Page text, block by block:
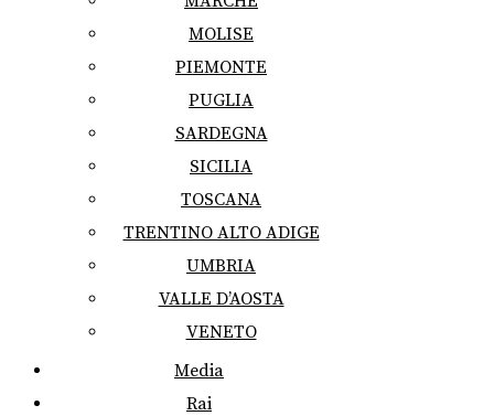
MOLISE
PIEMONTE
PUGLIA
SARDEGNA
SICILIA
TOSCANA
TRENTINO ALTO ADIGE
UMBRIA
VALLE D’AOSTA
VENETO
Media
Rai